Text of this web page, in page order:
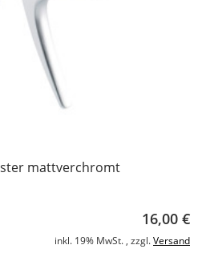
mattverchromt
16,00 €
inkl. 19% MwSt. , zzgl. Versand